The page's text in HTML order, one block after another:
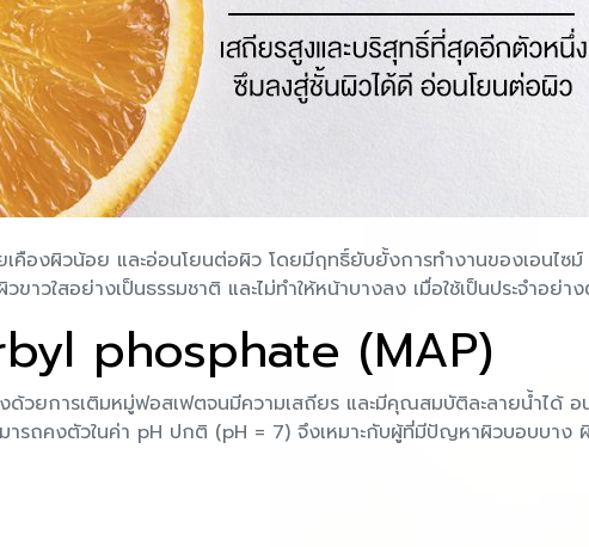
คืองผิวน้อย และอ่อนโยนต่อผิว โดยมีฤทธิ์ยับยั้งการทำงานของเอนไซ
วใสอย่างเป็นธรรมชาติ และไม่ทำให้หน้าบางลง เมื่อใช้เป็นประจำอย่า
phosphate (MAP)
ยการเติมหมู่ฟอสเฟตจนมีความเสถียร และมีคุณสมบัติละลายน้ำได้
ารถคงตัวในค่า pH ปกติ (pH = 7) จึงเหมาะกับผู้ที่มีปัญหาผิวบอบบาง